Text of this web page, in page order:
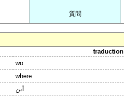
質問
traduction
wo
where
أين